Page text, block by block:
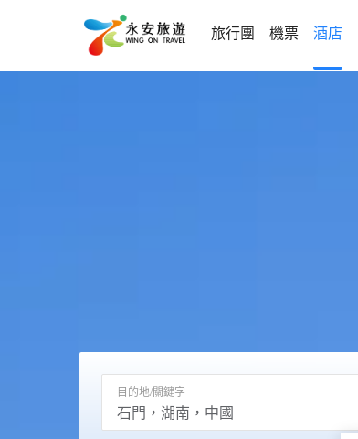
旅行團 機票 酒店
目的地/關鍵字